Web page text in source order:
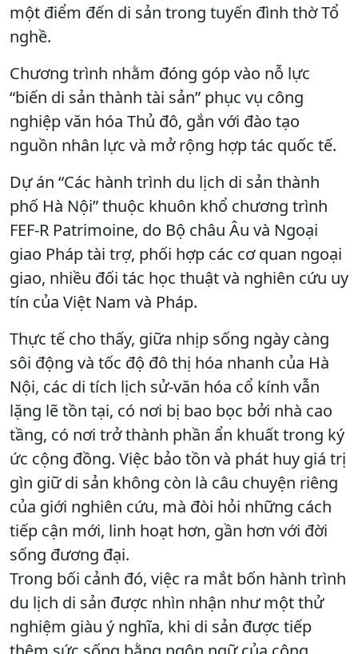
một điểm đến di sản trong tuyến đình thờ Tổ
nghề.
Chương trình nhằm đóng góp vào nỗ lực
“biến di sản thành tài sản” phục vụ công
nghiệp văn hóa Thủ đô, gắn với đào tạo
nguồn nhân lực và mở rộng hợp tác quốc tế.
Dự án “Các hành trình du lịch di sản thành
phố Hà Nội” thuộc khuôn khổ chương trình
FEF-R Patrimoine, do Bộ châu Âu và Ngoại
giao Pháp tài trợ, phối hợp các cơ quan ngoại
giao, nhiều đối tác học thuật và nghiên cứu uy
tín của Việt Nam và Pháp.
Thực tế cho thấy, giữa nhịp sống ngày càng
sôi động và tốc độ đô thị hóa nhanh của Hà
Nội, các di tích lịch sử-văn hóa cổ kính vẫn
lặng lẽ tồn tại, có nơi bị bao bọc bởi nhà cao
tầng, có nơi trở thành phần ẩn khuất trong ký
ức cộng đồng. Việc bảo tồn và phát huy giá trị
gìn giữ di sản không còn là câu chuyện riêng
của giới nghiên cứu, mà đòi hỏi những cách
tiếp cận mới, linh hoạt hơn, gần hơn với đời
sống đương đại.
Trong bối cảnh đó, việc ra mắt bốn hành trình
du lịch di sản được nhìn nhận như một thử
nghiệm giàu ý nghĩa, khi di sản được tiếp